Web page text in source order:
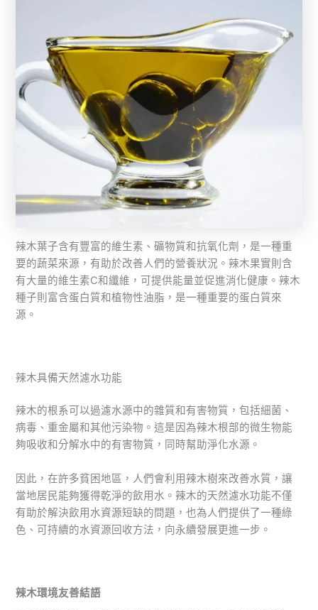
辣木葉子含有豐富的維生素、礦物質和抗氧化劑，是一種重
要的蔬菜來源，有助於改善人們的營養狀況。辣木果實則含
有大量的維生素C和纖維，可提供能量並促進消化健康。辣木
種子則富含蛋白質和植物性油脂，是一種重要的蛋白質來
源。
辣木具備天然濾水功能
辣木的根系可以過濾水源中的雜質和有害物質，包括細菌、
病毒、重金屬和其他污染物。這是因為辣木根部的微生物能
夠吸收和分解水中的有害物質，同時幫助淨化水源。
因此，在許多貧困地區，人們會利用辣木樹來改善水質，讓
當地居民能夠獲得乾淨的飲用水。辣木的天然濾水功能不僅
有助於解決飲用水資源短缺的問題，也為人們提供了一種綠
色、可持續的水資源回收方法，向永續發展更進一步。
辣木環境友善結語